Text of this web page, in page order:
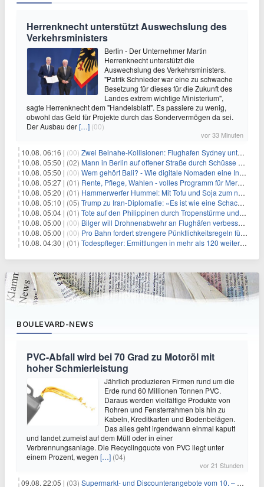
Herrenknecht unterstützt Auswechslung des
Verkehrsministers
Berlin - Der Unternehmer Martin
Herrenknecht unterstützt die
Auswechslung des Verkehrsministers.
"Patrik Schnieder war eine zu schwache
Besetzung für dieses für die Zukunft des
Landes extrem wichtige Ministerium",
sagte Herrenknecht dem "Handelsblatt". Es passiere zu wenig,
obwohl das Geld für Projekte durch das Sondervermögen da sei.
Der Ausbau der[…] (00)
vor 33 Minuten
10.08. 06:16 | (00) Zwei Beinahe-Kollisionen: Flughafen Sydney unter Druck
10.08. 05:50 | (02) Mann in Berlin auf offener Straße durch Schüsse getötet
10.08. 05:50 | (00) Wem gehört Bali? - Wie digitale Nomaden eine Insel verändern
10.08. 05:27 | (01) Rente, Pflege, Wahlen - volles Programm für Merz im Herbst
10.08. 05:20 | (01) Hammerwerfer Hummel: Mit Tofu und Soja zum nächsten Coup?
10.08. 05:10 | (05) Trump zu Iran-Diplomatie: «Es ist wie eine Schachpartie»
10.08. 05:04 | (01) Tote auf den Philippinen durch Tropenstürme und Monsun
10.08. 05:00 | (00) Bilger will Drohnenabwehr an Flughäfen verbessern
10.08. 05:00 | (00) Pro Bahn fordert strengere Pünktlichkeitsregeln für Bahn-Boni
10.08. 04:30 | (01) Todespfleger: Ermittlungen in mehr als 120 weiteren Fällen
BOULEVARD-NEWS
PVC-Abfall wird bei 70 Grad zu Motoröl mit
hoher Schmierleistung
Jährlich produzieren Firmen rund um die
Erde rund 60 Millionen Tonnen PVC.
Daraus werden vielfältige Produkte von
Rohren und Fensterrahmen bis hin zu
Kabeln, Kreditkarten und Bodenbelägen.
Das alles geht irgendwann einmal kaputt
und landet zumeist auf dem Müll oder in einer
Verbrennungsanlage. Die Recyclingquote von PVC liegt unter
einem Prozent, wegen […] (04)
vor 21 Stunden
09.08. 22:05 | (03) Supermarkt- und Discounterangebote vom 10. – 15.08.2026